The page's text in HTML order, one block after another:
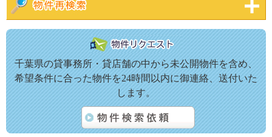
千葉県の貸事務所・貸店舗の中から未公開物件を含め、
希望条件に合った物件を24時間以内に御連絡、送付いた
します。